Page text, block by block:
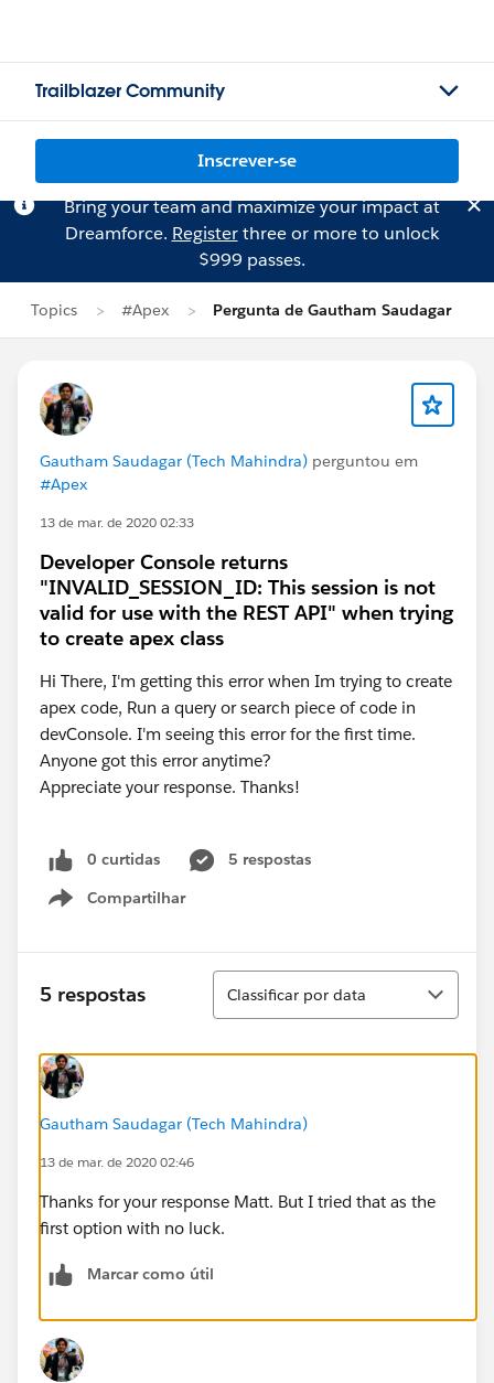
Trailblazer Community
Inscrever-se
Bring your team and maximize your impact at
Dreamforce. Registerthree or more to unlock
$999 passes.
Topics #Apex Pergunta de Gautham Saudagar
Gautham Saudagar (Tech Mahindra) perguntou em
#Apex
13 de mar. de 2020 02:33
Developer Console returns
"INVALID_SESSION_ID: This session is not
valid for use with the REST API" when trying
to create apex class
Hi There, I'm getting this error when Im trying to create
apex code, Run a query or search piece of code in
devConsole. I'm seeing this error for the first time.
Anyone got this error anytime?
Appreciate your response. Thanks!
0 curtidas
5 respostas
Compartilhar
Show menu
5 respostas
Classificar
Classificar por data
Gautham Saudagar (Tech Mahindra)
13 de mar. de 2020 02:46
Thanks for your response Matt. But I tried that as the
first option with no luck.
Marcar como útil